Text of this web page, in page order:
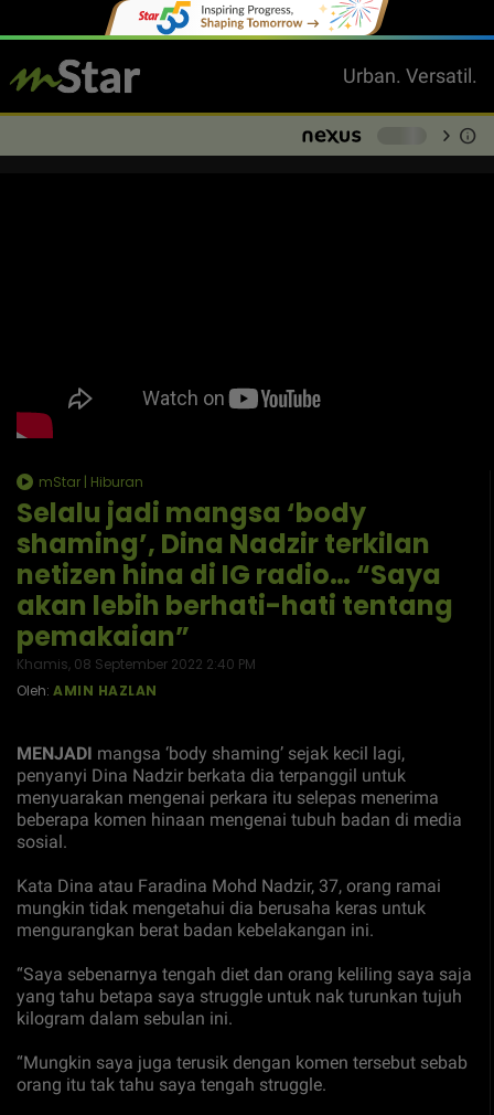
Urban. Versatil.
chevron_right info
mStar | Hiburan
Selalu jadi mangsa ‘body
shaming’, Dina Nadzir terkilan
netizen hina di IG radio… “Saya
akan lebih berhati-hati tentang
pemakaian”
Khamis, 08 September 2022 2:40 PM
Oleh: AMIN HAZLAN
MENJADI mangsa ‘body shaming’ sejak kecil lagi,
penyanyi Dina Nadzir berkata dia terpanggil untuk
menyuarakan mengenai perkara itu selepas menerima
beberapa komen hinaan mengenai tubuh badan di media
sosial.
Kata Dina atau Faradina Mohd Nadzir, 37, orang ramai
mungkin tidak mengetahui dia berusaha keras untuk
mengurangkan berat badan kebelakangan ini.
“Saya sebenarnya tengah diet dan orang keliling saya saja
yang tahu betapa saya struggle untuk nak turunkan tujuh
kilogram dalam sebulan ini.
“Mungkin saya juga terusik dengan komen tersebut sebab
orang itu tak tahu saya tengah struggle.